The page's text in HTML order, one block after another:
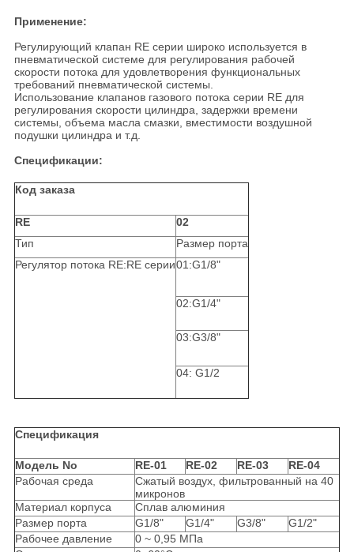
Применение:
Регулирующий клапан RE серии широко используется в
пневматической системе для регулирования рабочей
скорости потока для удовлетворения функциональных
требований пневматической системы.
Использование клапанов газового потока серии RE для
регулирования скорости цилиндра, задержки времени
системы, объема масла смазки, вместимости воздушной
подушки цилиндра и т.д.
Спецификации:
Код заказа
RE
02
Тип
Размер порта
Регулятор потока RE:RE серии01:G1/8"
02:G1/4"
03:G3/8"
04: G1/2
Спецификация
Модель No RE-01 RE-02 RE-03
RE-04
Рабочая среда
Сжатый воздух, фильтрованный на 40
микронов
Материал корпуса
Сплав алюминия
Размер порта
G1/8" G1/4" G3/8"
G1/2"
Рабочее давление
0 ~ 0,95 МПа